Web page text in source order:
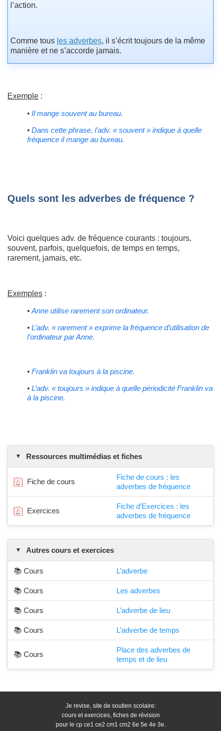
l’action.
Comme tous les adverbes, il s’écrit toujours de la même
manière et ne s’accorde jamais.
Exemple :
• Il mange souvent au bureau.
• Dans cette phrase, l’adv. « souvent » indique à quelle
fréquence il mange au bureau.
Quels sont les adverbes de fréquence ?
Voici quelques adv. de fréquence courants : toujours,
souvent, parfois, quelquefois, de temps en temps,
rarement, jamais, etc.
Exemples :
• Anne utilise rarement son ordinateur.
• L’adv. « rarement » exprime la fréquence d’utilisation de
l’ordinateur par Anne.
• Franklin va toujours à la piscine.
• L’adv. « toujours » indique à quelle périodicité Franklin va
à la piscine.
Ressources multimédias et fiches
Fiche de cours
Fiche de cours : les
adverbes de fréquence
Exercices
Fiche d’Exercices : les
adverbes de fréquence
Autres cours et exercices
📚 Cours L’adverbe
📚 Cours Les adverbes
📚 Cours L’adverbe de lieu
📚 Cours L’adverbe de temps
📚 Cours
Place des adverbes de
temps et de lieu
Je revise, site de soutien scolaire:
cours et exercices, fiches de révision
pour le cp ce1 ce2 cm1 cm2 6e 5e 4e 3e.